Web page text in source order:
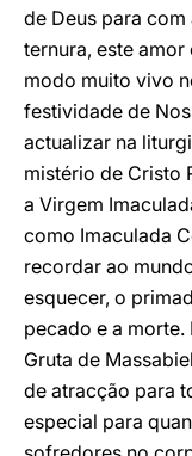
de Deus para com
ternura, este
modo muito vivo
festividade de
actualizar na
mistério de Cristo
a Virgem
como Imaculada
recordar ao
esquecer, o
pecado e a morte.
Gruta de
de atracção para
especial para